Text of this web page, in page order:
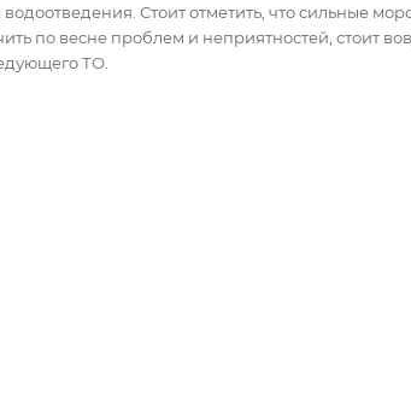
Стоит отметить, что сильные
по весне проблем и неприятностей, стоит
ТО.